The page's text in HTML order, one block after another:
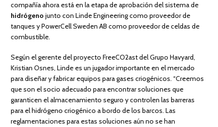
compañía ahora está en la etapa de aprobación del sistema de
hidrógeno junto con Linde Engineering como proveedor de
tanques y PowerCell Sweden AB como proveedor de celdas de
combustible.
Según el gerente del proyecto FreeCO2ast del Grupo Havyard,
Kristian Osnes, Linde es un jugador importante en el mercado
para diseñar y fabricar equipos para gases criogénicos. “Creemos
que son el socio adecuado para encontrar soluciones que
garanticen el almacenamiento seguro y controlen las barreras
para el hidrógeno criogénico a bordo de los barcos. Las
reglamentaciones para estas soluciones aún no se han